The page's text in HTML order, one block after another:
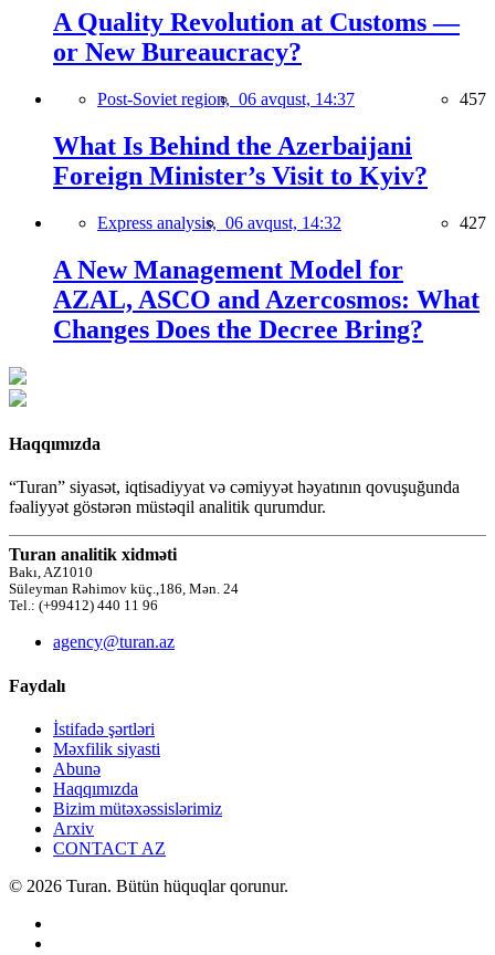
A Quality Revolution at Customs —
or New Bureaucracy?
Post-Soviet region, 06 avqust, 14:37 457
What Is Behind the Azerbaijani
Foreign Minister’s Visit to Kyiv?
Express analysis, 06 avqust, 14:32 427
A New Management Model for
AZAL, ASCO and Azercosmos: What
Changes Does the Decree Bring?
Haqqımızda
“Turan” siyasət, iqtisadiyyat və cəmiyyət həyatının qovuşuğunda
fəaliyyət göstərən müstəqil analitik qurumdur.
Turan analitik xidməti
Bakı, AZ1010
Süleyman Rəhimov küç.,186, Mən. 24
Tel.: (+99412) 440 11 96
agency@turan.az
Faydalı
İstifadə şərtləri
Məxfilik siyasti
Abunə
Haqqımızda
Bizim mütəxəssislərimiz
Arxiv
CONTACT AZ
© 2026 Turan. Bütün hüquqlar qorunur.